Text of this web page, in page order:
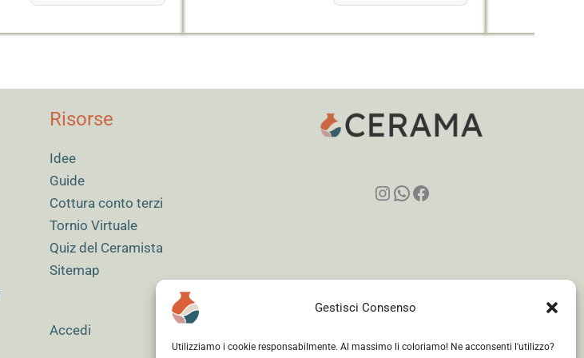
Gestisci Consenso
Utilizziamo i cookie responsabilmente. Al massimo li coloriamo! Ne acconsenti l'utilizzo?
Risorse
Idee
Guide
Cottura conto terzi
Tornio Virtuale
Quiz del Ceramista
Sitemap
Accedi
Instagram
WhatsApp
Facebook